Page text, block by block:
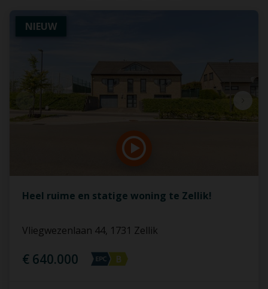
NIEUW
Heel ruime en statige woning te Zellik!
Vliegwezenlaan 44, 1731 Zellik
€ 640.000